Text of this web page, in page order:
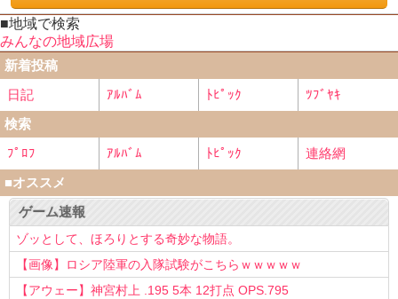
■地域で検索
みんなの地域広場
新着投稿
日記
ｱﾙﾊﾞﾑ ﾄﾋﾟｯｸ
ﾂﾌﾞﾔｷ
検索
ﾌﾟﾛﾌ
ｱﾙﾊﾞﾑ ﾄﾋﾟｯｸ
連絡網
■オススメ
ゲーム速報
ゾッとして、ほろりとする奇妙な物語。
【画像】ロシア陸軍の入隊試験がこちらｗｗｗｗｗ
【アウェー】神宮村上 .195 5本 12打点 OPS.795